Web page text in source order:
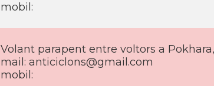
mobil:
Volant parapent entre voltors a
mail: anticiclons@gmail.com
mobil: